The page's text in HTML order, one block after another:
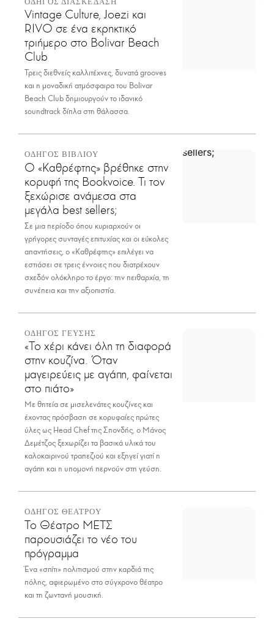
Vintage Culture, Joezi και
RIVO σε ένα εκρηκτικό
τριήμερο στο Bolivar Beach
Club
Τρεις διεθνείς καλλιτέχνες, δυνατά grooves
και η μοναδική ατμόσφαιρα του Bolivar
Beach Club δημιουργούν το ιδανικό
soundtrack δίπλα στη θάλασσα.
ΟΔΗΓΟΣ ΒΙΒΛΙΟΥ
Ο «Καθρέφτης» βρέθηκε στην
κορυφή της Bookvoice. Τι τον
ξεχώρισε ανάμεσα στα
μεγάλα best sellers;
Σε μια περίοδο όπου κυριαρχούν οι
γρήγορες συνταγές επιτυχίας και οι εύκολες
απαντήσεις, ο «Καθρέφτης» επιλέγει να
εστιάσει σε τρεις έννοιες που διατρέχουν
σχεδόν ολόκληρο το έργο: την πειθαρχία, τη
συνέπεια και την αξιοπιστία.
ΟΔΗΓΟΣ ΓΕΥΣΗΣ
«Το χέρι κάνει όλη τη διαφορά
στην κουζίνα. Όταν
μαγειρεύεις με αγάπη, φαίνεται
στο πιάτο»
Με θητεία σε μισελενάτες κουζίνες και
έχοντας πρόσβαση σε κορυφαίες πρώτες
ύλες ως Head Chef της Σπονδής, ο Μάνος
Δεμέτζος ξεχωρίζει τα βασικά υλικά του
καλοκαιρινού τραπεζιού και εξηγεί γιατί η
αγάπη και η υπομονή περνούν στη γεύση.
ΟΔΗΓΟΣ ΘΕΑΤΡΟΥ
Το Θέατρο ΜΕΤΣ
παρουσιάζει το νέο του
πρόγραμμα
Ένα «σπίτι» πολιτισμού στην καρδιά της
πόλης, αφιερωμένο στο σύγχρονο θέατρο
και τη ζωντανή μουσική.